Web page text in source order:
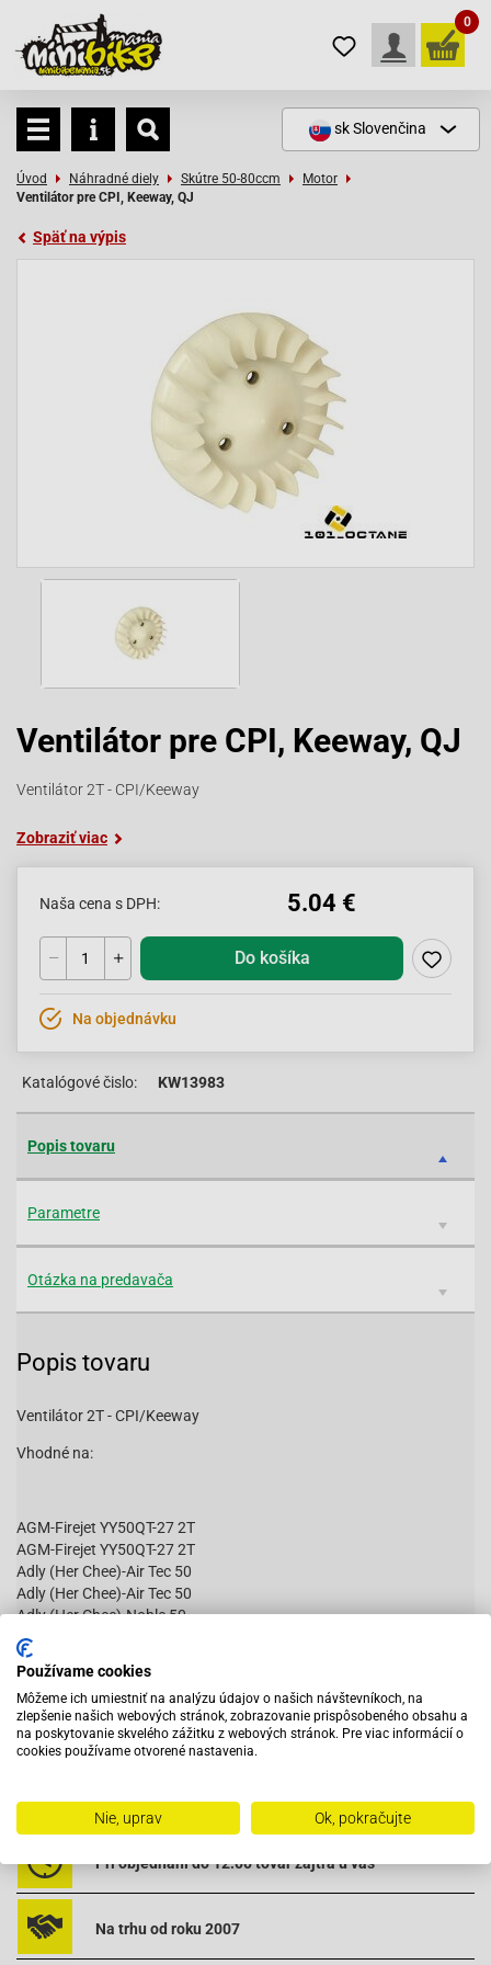
0
skSlovenčina
Úvod Náhradné diely Skútre 50-80ccm
Motor
Ventilátor pre CPI, Keeway, QJ
Späť na výpis
Ventilátor pre CPI, Keeway, QJ
Ventilátor 2T - CPI/Keeway
Zobraziť viac
Naša cena s DPH: 5.04 €
Do košíka
Na objednávku
Katalógové čislo: KW13983
Popis tovaru
Parametre
Otázka na predavača
Popis tovaru
Ventilátor 2T - CPI/Keeway
Vhodné na:
AGM-Firejet YY50QT-27 2T
AGM-Firejet YY50QT-27 2T
Adly (Her Chee)-Air Tec 50
Adly (Her Chee)-Air Tec 50
Adly (Her Chee)-Noble 50
Adly (Her Chee)-Noble 50
Adly (Her Chee)-Panther 50
Adly (Her Chee)-Panther 50
Baotian-BT49QT-18C1 B010 (1E40QMA)
Baotian-BT49QT-18C1 B010 (1E40QMA)
Baotian-BT49QT-18E1 Rocky (1E40QMA)
Baotian-BT49QT-18F1 Tanco (1E40QMA)
Baotian-BT49QT-20C (1E40QMA)
Baotian-BT49QT-28A (1E40QMA)
Baotian-BT49QT-28A (1E40QMA)
Benelli-49X QuattronoveX 50
Benelli-49X QuattronoveX 50
Čítať viac
Pri objednaní do 12:00 tovar zajtra u vás
Na trhu od roku 2007
Používame cookies
Môžeme ich umiestniť na analýzu údajov o našich návštevníkoch, na
zlepšenie našich webových stránok, zobrazovanie prispôsobeného obsahu a
na poskytovanie skvelého zážitku z webových stránok. Pre viac informácií o
cookies používame otvorené nastavenia.
Nie, uprav Ok, pokračujte